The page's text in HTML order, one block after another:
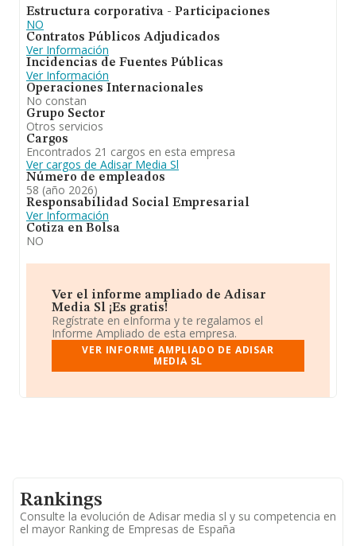
644 empresas, cuyas ventas en 2025 han alcanzado los
276 millones de euros. Finalmente, para completar los
datos de sector, en 2025, la antigüedad alcanza los 12
años desde la constitución. La media de empleados de
las empresas es de 3.
En conclusión,Adisar Media S.L
actividades de producción cinematográfica,de vídeo y
producciones publicitarias. Por lo general, la empresa ha
experimentado un crecimiento significativo respecto al
año anterior (2024), no obstante, en cuanto a la
posición en el ranking de la provincia de Madrid, la
empresa ha perdido posiciones frente al 2024.
Estructura corporativa - Participaciones
NO
Contratos Públicos Adjudicados
Ver Información
Incidencias de Fuentes Públicas
Ver Información
Operaciones Internacionales
No constan
Grupo Sector
Otros servicios
Cargos
Encontrados 21 cargos en esta empresa
Ver cargos de Adisar Media Sl
Número de empleados
58 (año 2026)
Responsabilidad Social Empresarial
Ver Información
Cotiza en Bolsa
NO
Ver el informe ampliado de Adisar
Media Sl ¡Es gratis!
Regístrate en eInforma y te regalamos el
Informe Ampliado de esta empresa.
VER INFORME AMPLIADO DE ADISAR
MEDIA SL
Rankings
Consulte la evolución de Adisar media sl y su competencia en
el mayor Ranking de Empresas de España